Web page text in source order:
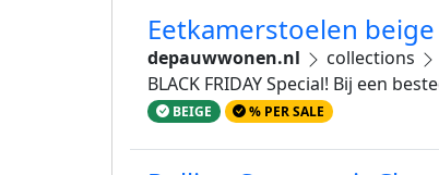
Eetkamerstoelen
depauwwonen.nl collections
BLACK FRIDAY Special! Bij een
BEIGE % PER SALE